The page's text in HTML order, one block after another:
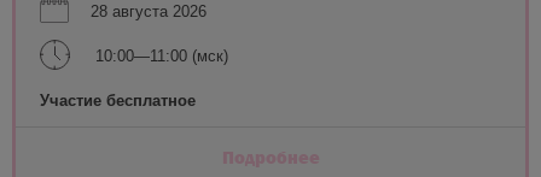
28 августа 2026
10:00—11:00 (мск)
Участие бесплатное
Подробнее